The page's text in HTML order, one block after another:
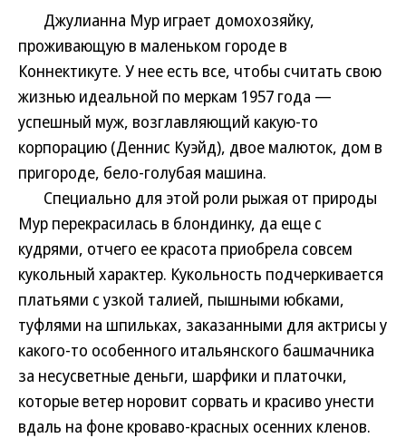
Джулианна Мур играет домохозяйку,
проживающую в маленьком городе в
Коннектикуте. У нее есть все, чтобы считать свою
жизнью идеальной по меркам 1957 года —
успешный муж, возглавляющий какую-то
корпорацию (Деннис Куэйд), двое малюток, дом в
пригороде, бело-голубая машина.
Специально для этой роли рыжая от природы
Мур перекрасилась в блондинку, да еще с
кудрями, отчего ее красота приобрела совсем
кукольный характер. Кукольность подчеркивается
платьями с узкой талией, пышными юбками,
туфлями на шпильках, заказанными для актрисы у
какого-то особенного итальянского башмачника
за несусветные деньги, шарфики и платочки,
которые ветер норовит сорвать и красиво унести
вдаль на фоне кроваво-красных осенних кленов.